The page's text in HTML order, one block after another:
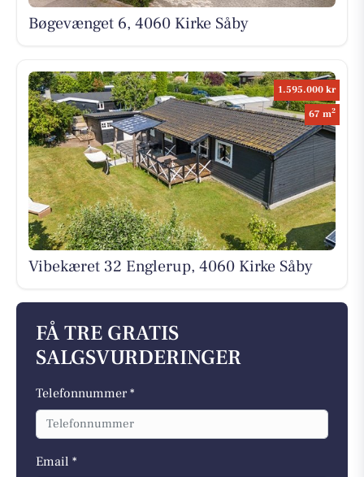
Bøgevænget 6, 4060 Kirke Såby
1.595.000 kr
67 m2
Vibekæret 32 Englerup, 4060 Kirke Såby
FÅ TRE GRATIS
SALGSVURDERINGER
Telefonnummer *
Email *